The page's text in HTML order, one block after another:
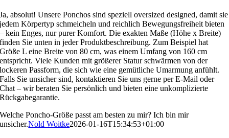
Ja, absolut! Unsere Ponchos sind speziell oversized designed, damit sie
jedem Körpertyp schmeicheln und reichlich Bewegungsfreiheit bieten
– kein Enges, nur purer Komfort. Die exakten Maße (Höhe x Breite)
finden Sie unten in jeder Produktbeschreibung. Zum Beispiel hat
Größe L eine Breite von 80 cm, was einem Umfang von 160 cm
entspricht. Viele Kunden mit größerer Statur schwärmen von der
lockeren Passform, die sich wie eine gemütliche Umarmung anfühlt.
Falls Sie unsicher sind, kontaktieren Sie uns gerne per E-Mail oder
Chat – wir beraten Sie persönlich und bieten eine unkomplizierte
Rückgabegarantie.
Welche Poncho-Größe passt am besten zu mir? Ich bin mir
unsicher.Nold Woitke2026-01-16T15:34:53+01:00